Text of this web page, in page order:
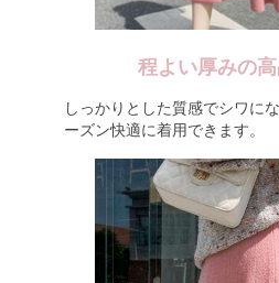
程よい厚みの
しっかりとした質感でシワに
ーズン快適に着用できます。